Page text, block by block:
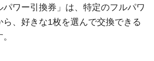
パワー引換券」は、特定のフルパワ
ら、好きな1枚を選んで交換できる